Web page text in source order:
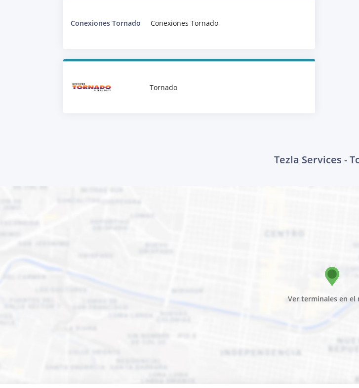
Conexiones Tornado Conexiones Tornado
Tornado
Tezla Services -
Ver terminales en el